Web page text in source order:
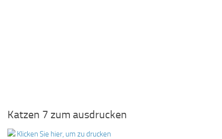
Katzen 7 zum ausdrucken
Klicken Sie hier, um zu drucken